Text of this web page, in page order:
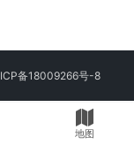
备18009266号-8
地图